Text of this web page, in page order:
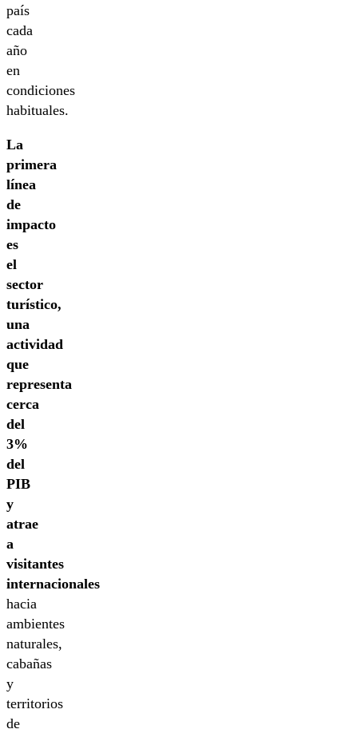
país
cada
año
en
condiciones
habituales.
La
primera
línea
de
impacto
es
el
sector
turístico,
una
actividad
que
representa
cerca
del
3%
del
PIB
y
atrae
a
visitantes
internacionales
hacia
ambientes
naturales,
cabañas
y
territorios
de